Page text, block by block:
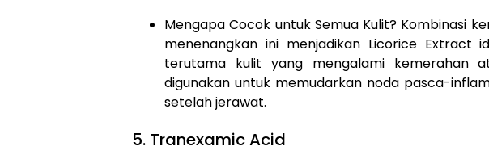
Mengapa Cocok untuk Semua Kulit? Kombinasi
menenangkan ini menjadikan Licorice Extract
terutama kulit yang mengalami kemerahan
digunakan untuk memudarkan noda pasca-
setelah jerawat.
5. Tranexamic Acid